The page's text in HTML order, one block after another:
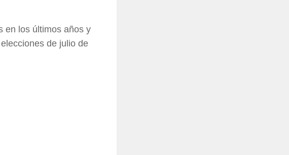
en los últimos años y
de julio de